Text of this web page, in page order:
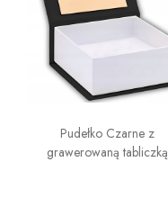
Pudełko Czarne z
grawerowaną tabliczką